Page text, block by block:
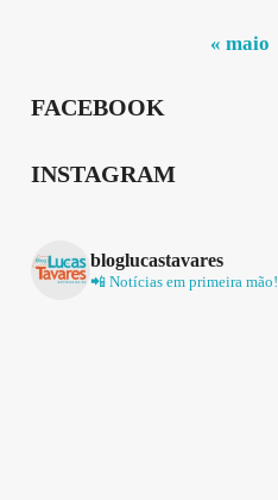
« maio
FACEBOOK
INSTAGRAM
bloglucastavares
📲 Notícias em primeira mão!